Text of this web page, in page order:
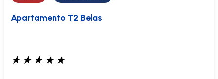
Apartamento T2 Belas
★ ★ ★ ★ ★